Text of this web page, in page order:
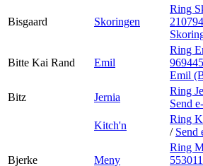
Bisgaard Skoringen
Ring
Bitte Kai Rand Emil
Ring
Emil
Bitz
Jernia
Ring
Send
Kitch'n
Ring
/ Send
Bjerke Meny
Ring